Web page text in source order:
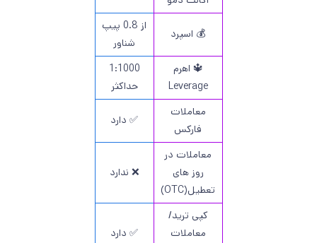
💰 اسپرد
از 0.8 پیپ
شناور
🔱 اهرم
Leverage
1:1000
حداکثر
معاملات
فارکس
✅ دارد
معاملات در
روز های
تعطیل(OTC)
❌ ندارد
کپی ترید/
معاملات
✅ دارد